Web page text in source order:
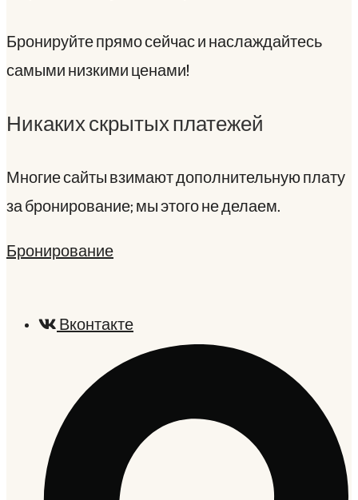
Бронируйте прямо сейчас и наслаждайтесь
самыми низкими ценами!
Никаких скрытых платежей
Многие сайты взимают дополнительную плату
за бронирование; мы этого не делаем.
Бронирование
Вконтакте